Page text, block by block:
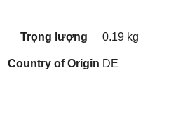
Trọng lượng 0.19 kg
Country of Origin DE